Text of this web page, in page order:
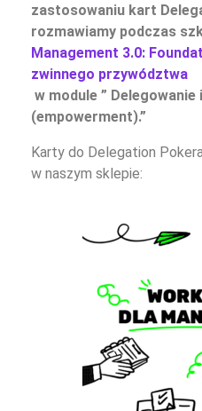
zastosowaniu kart
rozmawiamy podczas
Management 3.0:
zwinnego przywództwa
w module ” Delegowanie
(empowerment).”
Karty do Delegation
w naszym sklepie: